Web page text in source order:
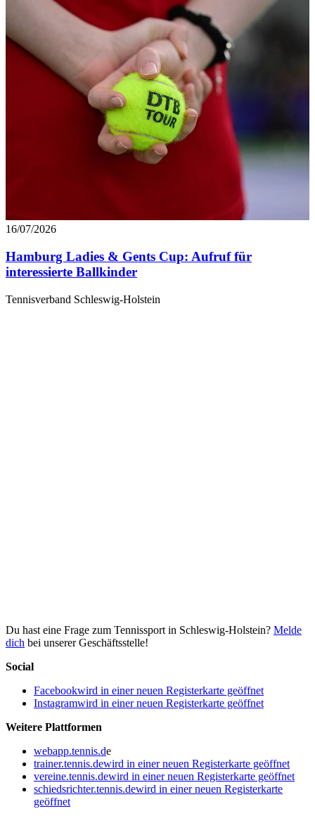
16/07/2026
Hamburg Ladies & Gents Cup: Aufruf für
interessierte Ballkinder
Tennisverband Schleswig-Holstein
Du hast eine Frage zum Tennissport in Schleswig-Holstein? Melde
dich bei unserer Geschäftsstelle!
Social
Facebookwird in einer neuen Registerkarte geöffnet
Instagramwird in einer neuen Registerkarte geöffnet
Weitere Plattformen
webapp.tennis.de
trainer.tennis.dewird in einer neuen Registerkarte geöffnet
vereine.tennis.dewird in einer neuen Registerkarte geöffnet
schiedsrichter.tennis.dewird in einer neuen Registerkarte
geöffnet